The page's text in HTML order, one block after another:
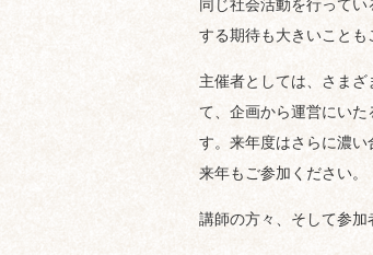
同じ社会活動を行って
する期待も大きいことも
主催者としては、さま
て、企画から運営にい
す。来年度はさらに濃
来年もご参加ください。
講師の方々、そして参加